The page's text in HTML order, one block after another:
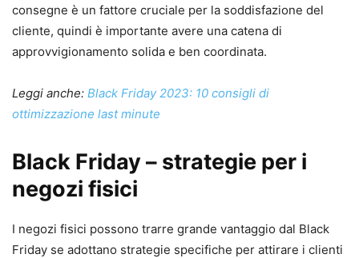
consegne è un fattore cruciale per la soddisfazione del
cliente, quindi è importante avere una catena di
approvvigionamento solida e ben coordinata.
Leggi anche: Black Friday 2023: 10 consigli di
ottimizzazione last minute
Black Friday – strategie per i
negozi fisici
I negozi fisici possono trarre grande vantaggio dal Black
Friday se adottano strategie specifiche per attirare i clienti